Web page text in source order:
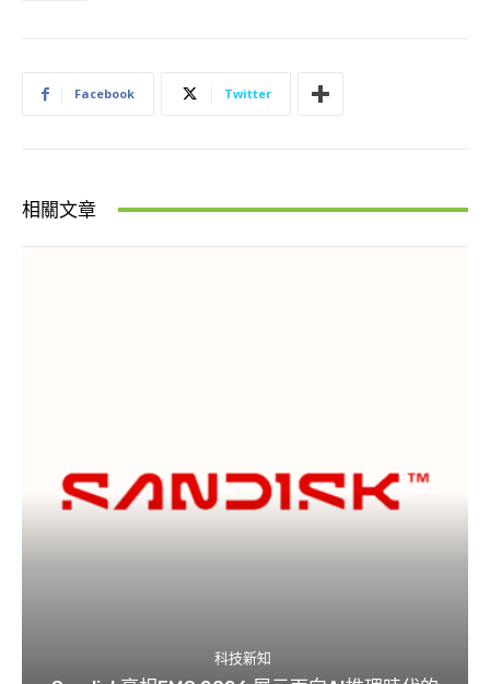
Facebook Twitter
相關文章
科技新知